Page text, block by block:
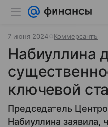
7 июня 2024 Коммерсантъ
Набиуллина
ключевой
Председатель
Набиуллина заявила,